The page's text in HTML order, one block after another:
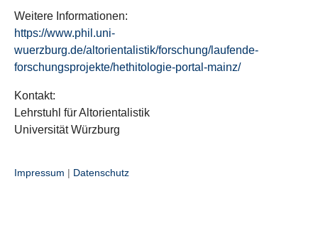
Weitere Informationen:
https://www.phil.uni-
wuerzburg.de/altorientalistik/forschung/laufende-
forschungsprojekte/hethitologie-portal-mainz/
Kontakt:
Lehrstuhl für Altorientalistik
Universität Würzburg
Impressum | Datenschutz